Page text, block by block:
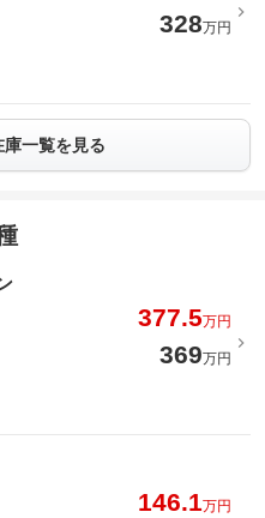
328万円
一覧を見る
377.5万円
369万円
146.1万円